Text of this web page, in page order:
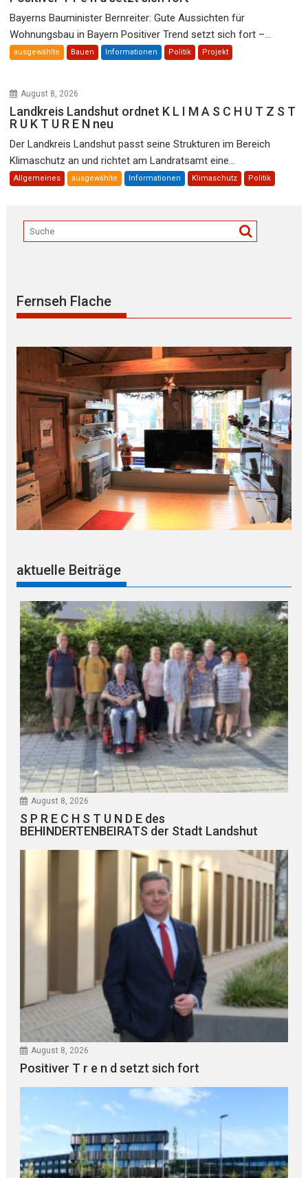
Bayerns Bauminister Bernreiter: Gute Aussichten für
Wohnungsbau in Bayern Positiver Trend setzt sich fort –...
ausgewählte Bauen Informationen Politik Projekt
August 8, 2026
Landkreis Landshut ordnet K L I M A S C H U T Z S T
R U K T U R E N neu
Der Landkreis Landshut passt seine Strukturen im Bereich
Klimaschutz an und richtet am Landratsamt eine...
Allgemeines ausgewählte Informationen Klimaschutz Politik
Fernseh Flache
aktuelle Beiträge
August 8, 2026
S P R E C H S T U N D E des
BEHINDERTENBEIRATS der Stadt Landshut
August 8, 2026
Positiver T r e n d setzt sich fort